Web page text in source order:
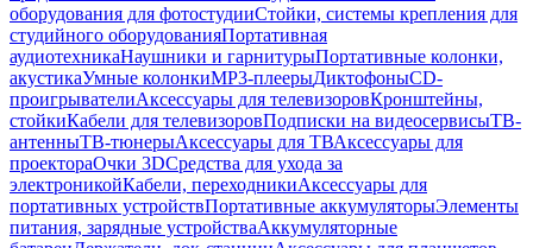
оборудования для фотостудииСтойки, системы крепления для
студийного оборудованияПортативная
аудиотехникаНаушники и гарнитурыПортативные колонки,
акустикаУмные колонкиMP3-плеерыДиктофоныCD-
проигрывателиАксессуары для телевизоровКронштейны,
стойкиКабели для телевизоровПодписки на видеосервисыТВ-
антенныТВ-тюнерыАксессуары для ТВАксессуары для
проектораОчки 3DСредства для ухода за
электроникойКабели, переходникиАксессуары для
портативных устройствПортативные аккумуляторыЭлементы
питания, зарядные устройстваАккумуляторные